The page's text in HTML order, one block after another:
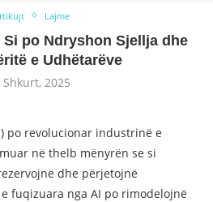
Lajme
po Ndryshon Sjellja dhe
e Udhëtarëve
Shkurt, 2025
po revolucionar industrinë e
në thelb mënyrën se si
dhe përjetojnë
fuqizuara nga AI po rimodelojnë